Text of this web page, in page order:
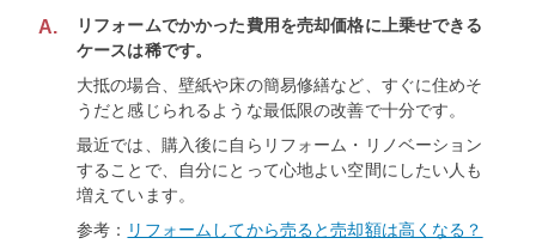
A.
リフォームでかかった費用を売却価格に上乗せできる
ケースは稀です。
大抵の場合、壁紙や床の簡易修繕など、すぐに住めそ
うだと感じられるような最低限の改善で十分です。
最近では、購入後に自らリフォーム・リノベーション
することで、自分にとって心地よい空間にしたい人も
増えています。
参考： リフォームしてから売ると売却額は高くなる？